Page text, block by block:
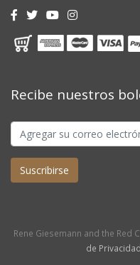
Recibe nuestros
Rene Giesemann and the Red
de Privacidad